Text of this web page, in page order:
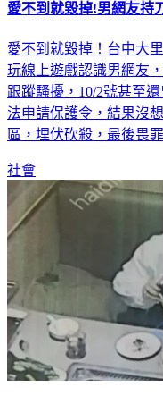
愛不到就毀掉!男網友持
愛不到就毀掉！台中大
玩線上遊戲認識男網友
跟蹤騷擾，10/2號甚至
法申請保護令，結果沒
區，埋伏砍殺，最後畏
社會